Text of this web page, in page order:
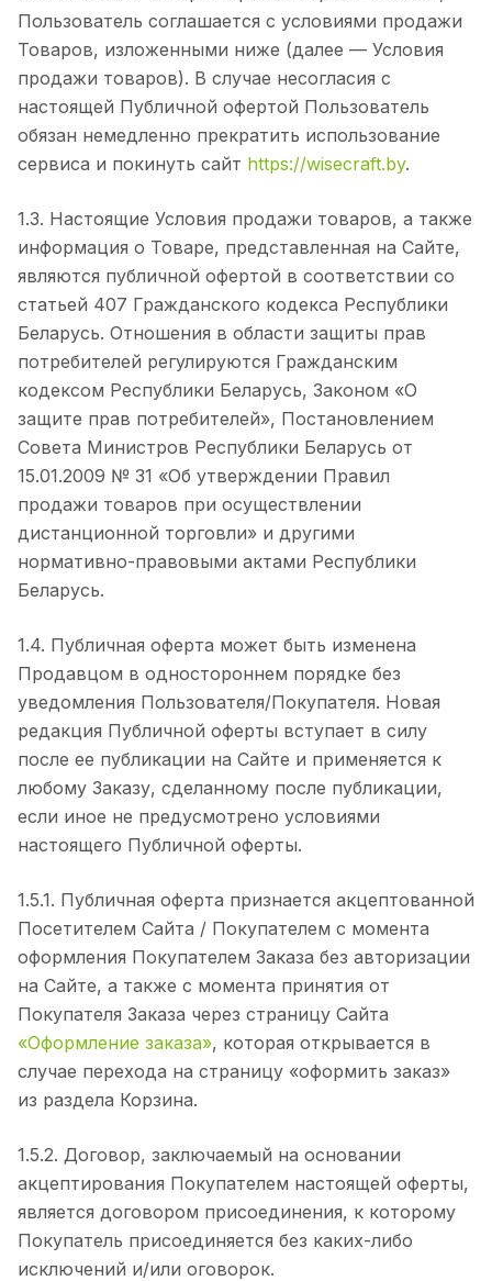
Пользователь соглашается с условиями продажи
Товаров, изложенными ниже (далее — Условия
продажи товаров). В случае несогласия с
настоящей Публичной офертой Пользователь
обязан немедленно прекратить использование
сервиса и покинуть сайт https://wisecraft.by.
1.3. Настоящие Условия продажи товаров, а также
информация о Товаре, представленная на Сайте,
являются публичной офертой в соответствии со
статьей 407 Гражданского кодекса Республики
Беларусь. Отношения в области защиты прав
потребителей регулируются Гражданским
кодексом Республики Беларусь, Законом «О
защите прав потребителей», Постановлением
Совета Министров Республики Беларусь от
15.01.2009 № 31 «Об утверждении Правил
продажи товаров при осуществлении
дистанционной торговли» и другими
нормативно-правовыми актами Республики
Беларусь.
1.4. Публичная оферта может быть изменена
Продавцом в одностороннем порядке без
уведомления Пользователя/Покупателя. Новая
редакция Публичной оферты вступает в силу
после ее публикации на Сайте и применяется к
любому Заказу, сделанному после публикации,
если иное не предусмотрено условиями
настоящего Публичной оферты.
1.5.1. Публичная оферта признается акцептованной
Посетителем Сайта / Покупателем с момента
оформления Покупателем Заказа без авторизации
на Сайте, а также с момента принятия от
Покупателя Заказа через страницу Сайта
«Оформление заказа», которая открывается в
случае перехода на страницу «оформить заказ»
из раздела Корзина.
1.5.2. Договор, заключаемый на основании
акцептирования Покупателем настоящей оферты,
является договором присоединения, к которому
Покупатель присоединяется без каких-либо
исключений и/или оговорок.